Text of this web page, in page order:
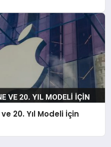
20. Yıl Modeli İçin